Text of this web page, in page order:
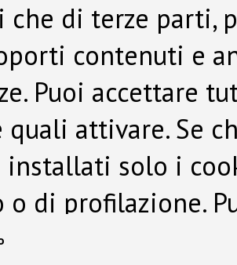
che di terze parti,
contenuti e
Puoi accettare
quali attivare. Se
installati solo i
di profilazione.
Policy.